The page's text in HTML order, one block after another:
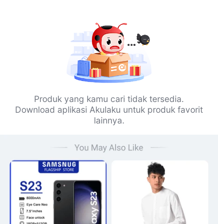
Produk yang kamu cari tidak tersedia.
Download aplikasi Akulaku untuk produk favorit
lainnya.